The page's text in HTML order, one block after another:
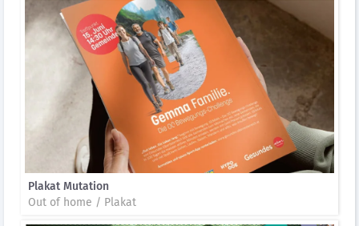
Plakat Mutation
Out of home / Plakat